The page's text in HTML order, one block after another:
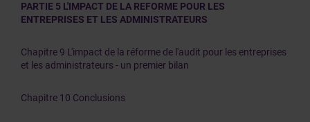
PARTIE 5 L'IMPACT DE LA REFORME POUR LES
ENTREPRISES ET LES ADMINISTRATEURS
Chapitre 9 L'impact de la réforme de l'audit pour les entreprises
et les administrateurs - un premier bilan
Chapitre 10 Conclusions